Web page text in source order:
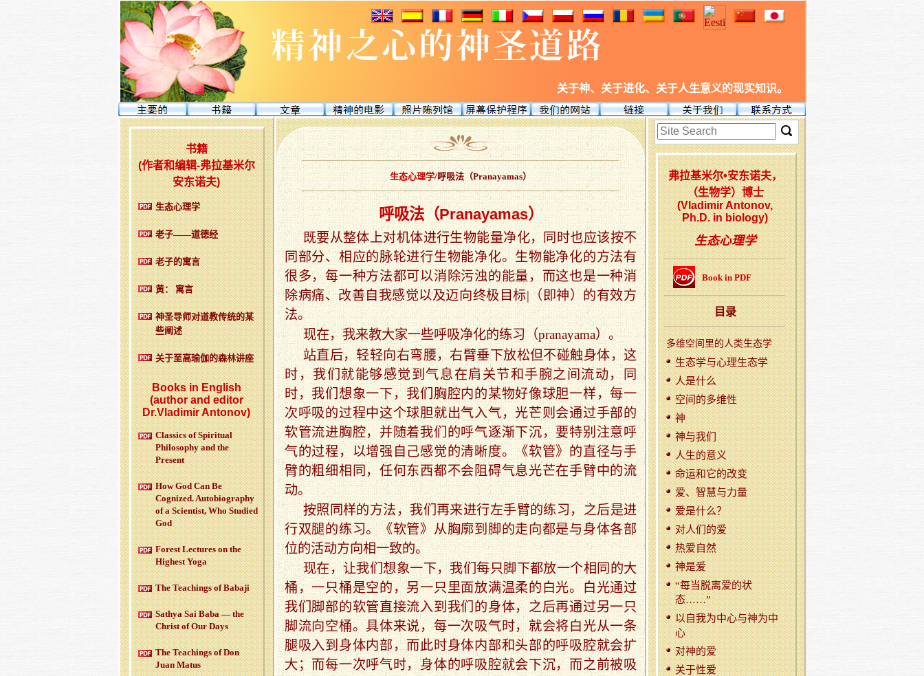
关于神、关于进化、关于人生意义的现实知识。
生态心理学/呼吸法（Pranayamas）
呼吸法（Pranayamas）
既要从整体上对机体进行生物能量净化，同时也应该按不
同部分、相应的脉轮进行生物能净化。生物能净化的方法有
很多，每一种方法都可以消除污浊的能量，而这也是一种消
除病痛、改善自我感觉以及迈向终极目标|（即神）的有效方
法。
现在，我来教大家一些呼吸净化的练习（pranayama）。
站直后，轻轻向右弯腰，右臂垂下放松但不碰触身体，这
时，我们就能够感觉到气息在肩关节和手腕之间流动，同
时，我们想象一下，我们胸腔内的某物好像球胆一样，每一
次呼吸的过程中这个球胆就出气入气，光芒则会通过手部的
软管流进胸腔，并随着我们的呼气逐渐下沉，要特别注意呼
气的过程，以增强自己感觉的清晰度。《软管》的直径与手
臂的粗细相同，任何东西都不会阻碍气息光芒在手臂中的流
动。
按照同样的方法，我们再来进行左手臂的练习，之后是进
行双腿的练习。《软管》从胸廓到脚的走向都是与身体各部
位的活动方向相一致的。
现在，让我们想象一下，我们每只脚下都放一个相同的大
桶，一只桶是空的，另一只里面放满温柔的白光。白光通过
我们脚部的软管直接流入到我们的身体，之后再通过另一只
脚流向空桶。具体来说，每一次吸气时，就会将白光从一条
腿吸入到身体内部，而此时身体内部和头部的呼吸腔就会扩
大；而每一次呼气时，身体的呼吸腔就会下沉，而之前被吸
弗拉基米尔•安东诺夫，
（生物学）博士
(Vladimir Antonov,
Ph.D. in biology)
生态心理学
Book in PDF
目录
多维空间里的人类生态学
生态学与心理生态学
人是什么
空间的多维性
神
神与我们
人生的意义
命运和它的改变
爱、智慧与力量
爱是什么？
对人们的爱
热爱自然
神是爱
“每当脱离爱的状
态……”
以自我为中心与神为中
心
对神的爱
关于性爱
书籍
(作者和编辑-弗拉基米尔
安东诺夫)
生态心理学
老子——道德经
老子的寓言
黄： 寓言
神圣导师对道教传统的某
些阐述
关于至高瑜伽的森林讲座
Books in English
(author and editor
Dr.Vladimir Antonov)
Classics of Spiritual
Philosophy and the
Present
How God Can Be
Cognized. Autobiography
of a Scientist, Who Studied
God
Forest Lectures on the
Highest Yoga
The Teachings of Babaji
Sathya Sai Baba — the
Christ of Our Days
The Teachings of Don
Juan Matus